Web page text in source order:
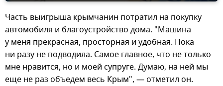
Часть выигрыша крымчанин потратил на покупку
автомобиля и благоустройство дома. "Машина
у меня прекрасная, просторная и удобная. Пока
ни разу не подводила. Самое главное, что не только
мне нравится, но и моей супруге. Думаю, на ней мы
еще не раз объедем весь Крым", — отметил он.